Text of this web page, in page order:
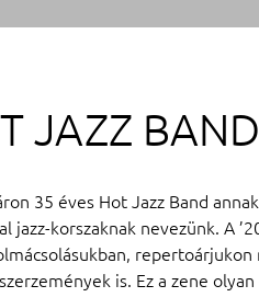
JAZZ BAND
35 éves Hot Jazz Band
jazz-korszaknak nevezünk. A
repertoárjukon
is. Ez a zene